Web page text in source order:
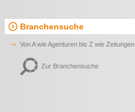
Branchensuche
Von A wie Agenturen bis Z wie Zeitungen.
Zur Branchensuche